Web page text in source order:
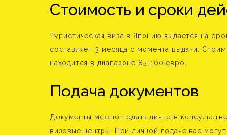
Стоимость и сроки
Туристическая виза в Японию выдается на
составляет 3 месяца с момента выдачи.
находится в диапазоне 85-100 евро.
Подача документов
Документы можно подать лично в
визовые центры. При личной подаче вас